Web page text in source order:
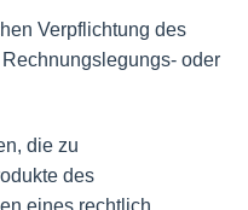
Verpflichtung des
oder
die zu
des